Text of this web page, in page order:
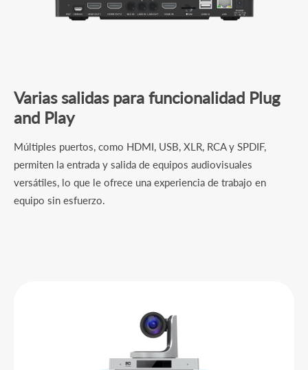
Varias salidas para funcionalidad Plug
and Play
Múltiples puertos, como HDMI, USB, XLR, RCA y SPDIF,
permiten la entrada y salida de equipos audiovisuales
versátiles, lo que le ofrece una experiencia de trabajo en
equipo sin esfuerzo.